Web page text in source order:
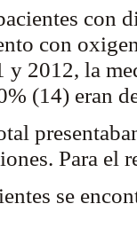
con
con
y 2012, la
(14) eran
Para
se